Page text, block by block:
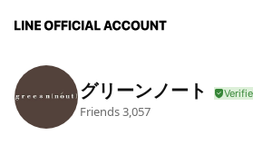
グリーンノート
Friends3,057